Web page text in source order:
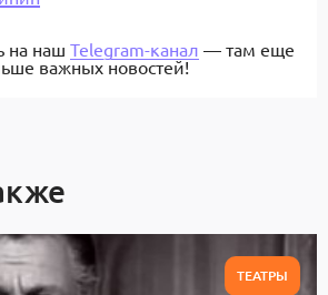
на наш Telegram-канал — там еще
важных новостей!
ТЕАТРЫ